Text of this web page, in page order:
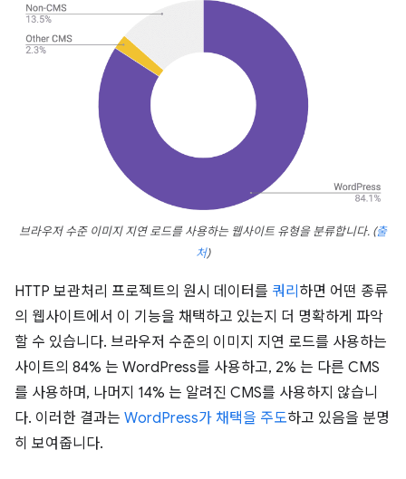
브라우저 수준 이미지 지연 로드를 사용하는 웹사이트 유형을 분류합니다. (출
처)
HTTP 보관처리 프로젝트의 원시 데이터를 쿼리 하면 어떤 종류
의 웹사이트에서 이 기능을 채택하고 있는지 더 명확하게 파악
할 수 있습니다. 브라우저 수준의 이미지 지연 로드를 사용하는
사이트의 84% 는 WordPress를 사용하고, 2% 는 다른 CMS
를 사용하며, 나머지 14% 는 알려진 CMS를 사용하지 않습니
다. 이러한 결과는 WordPress가 채택을 주도하고 있음을 분명
히 보여줍니다.